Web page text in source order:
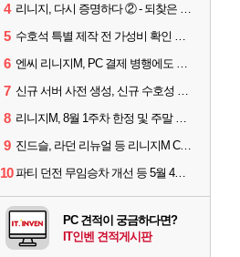
4 리니지, 다시 증명하다 ② - 되찾은 모바일 왕좌
5 수호석 특별 제작 전 가성비 확인 필수! 3월 2주차 업데이트 이슈
6 엔씨 리니지M, PC 결제 병행에도 모바일 '매출 1위' 탈환
7 신규 서버 사전 생성, 신규 수호성 추가 등 3월 1주차 업데이트 이슈
8 리니지M, 8월 1주차 한정 및 주말 제작 정보
9 진드슬, 라던 리뉴얼 등 리니지M ContiNew 업데이트 핵심 요약
10 파티 던전 무임승차 개선 등 5월 4주차 업데이트 이슈
PC 견적이 궁금하다면?
IT인벤 견적게시판